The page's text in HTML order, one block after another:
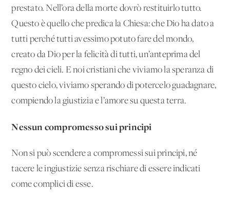
prestato. Nell’ora della morte dovrò restituirlo tutto.
Questo è quello che predica la Chiesa: che Dio ha dato a
tutti perché tutti avessimo potuto fare del mondo,
creato da Dio per la felicità di tutti, un’anteprima del
regno dei cieli. E noi cristiani che viviamo la speranza di
questo cielo, viviamo sperando di potercelo guadagnare,
compiendo la giustizia e l’amore su questa terra.
Nessun compromesso sui principi
Non si può scendere a compromessi sui principi, né
tacere le ingiustizie senza rischiare di essere indicati
come complici di esse.